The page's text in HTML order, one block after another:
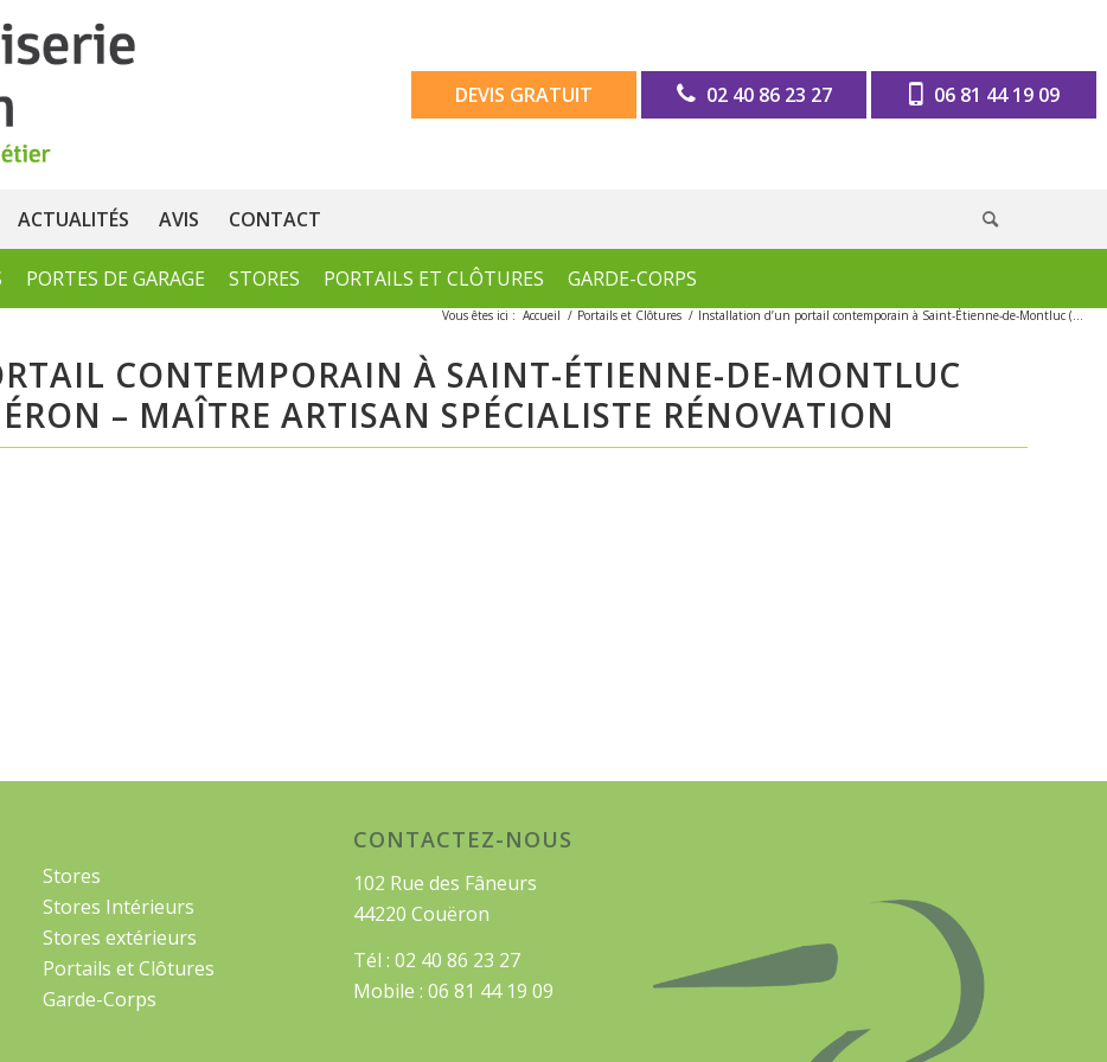
DEVIS GRATUIT 02 40 86 23 27 06 81 44 19 09
ACTUALITÉS AVIS CONTACT
PORTES DE GARAGE STORES PORTAILS ET CLÔTURES GARDE-CORPS
CONTEMPORAIN À SAINT-ÉTIENNE-DE-MONTLUC
– MAÎTRE ARTISAN SPÉCIALISTE RÉNOVATION
Vous êtes ici : Accueil / Portails et Clôtures / Installation d’un portail contemporain à Saint-Étienne-de-Montluc (...
Stores
Stores Intérieurs
Stores extérieurs
Portails et Clôtures
Garde-Corps
CONTACTEZ-NOUS
102 Rue des Fâneurs
44220 Couëron
Tél : 02 40 86 23 27
Mobile : 06 81 44 19 09